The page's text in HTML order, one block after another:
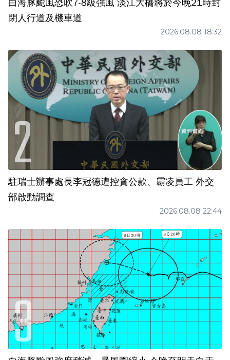
白海豚颱風恐吹7-8級強風 淡江大橋將於今晚21時封
閉人行道及機車道
2026.08.08 18:32
駐瑞士辦事處長李冠德遭控貪公款、霸凌員工 外交
部啟動調查
2026.08.08 22:44